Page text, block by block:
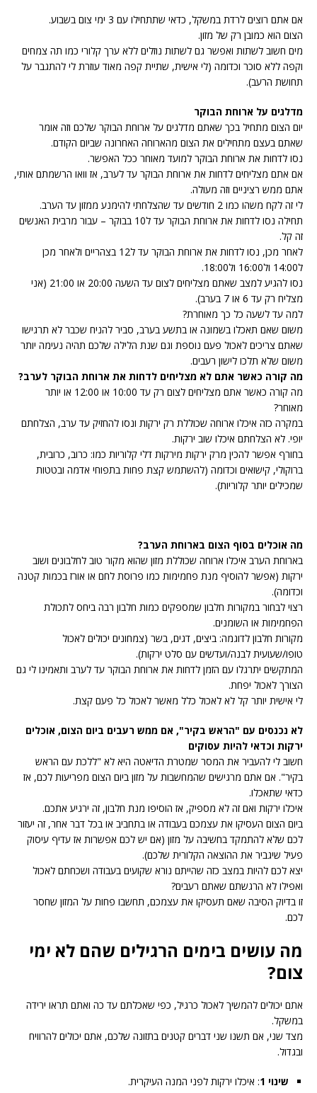
אם אתם רוצים לרדת במשקל, כדאי שתתחילו עם 3 ימי צום בשבוע.
הצום הוא כמובן רק של מזון.
מים חשוב לשתות ואפשר גם לשתות נוזלים ללא ערך קלורי כמו תה צמחים
וקפה ללא סוכר וכדומה (לי אישית, שתיית קפה מאוד עוזרת לי להתגבר על
תחושת הרעב).
מדלגים על ארוחת הבוקר
יום הצום מתחיל בכך שאתם מדלגים על ארוחת הבוקר שלכם וזה אומר
שאתם בעצם מתחילים את הצום מהארוחה האחרונה שביום הקודם.
נסו לדחות את ארוחת הבוקר למועד מאוחר ככל האפשר.
אם אתם מצליחים לדחות את ארוחת הבוקר עד לערב, אז וואו הרשמתם אותי,
אתם ממש רציניים וזה מעולה.
לי זה לקח משהו כמו 2 חודשים עד שהצלחתי להימנע ממזון עד הערב.
תחילה נסו לדחות את ארוחת הבוקר עד ל10 בבוקר – עבור מרבית האנשים
זה קל.
לאחר מכן, נסו לדחות את ארוחת הבוקר עד ל12 בצהריים ולאחר מכן
ל14:00 ול16:00 ול18:00.
נסו להגיע למצב שאתם מצליחים לצום עד השעה 20:00 או 21:00 (אני
מצליח רק עד 6 או 7 בערב).
למה עד לשעה כל כך מאוחרת?
משום שאם תאכלו בשמונה או בתשע בערב, סביר להניח שכבר לא תרגישו
שאתם צריכים לאכול פעם נוספת וגם שנת הלילה שלכם תהיה נעימה יותר
משום שלא תלכו לישון רעבים.
מה קורה כאשר אתם לא מצליחים לדחות את ארוחת הבוקר לערב?
מה קורה כאשר אתם מצליחים לצום רק עד 10:00 או 12:00 או יותר
מאוחר?
במקרה כזה איכלו ארוחה שכוללת רק ירקות ונסו להחזיק עד ערב, הצלחתם
יופי. לא הצלחתם איכלו שוב ירקות.
בחורף אפשר להכין מרק ירקות מירקות דלי קלוריות כמו: כרוב, כרובית,
ברוקולי, קישואים וכדומה (להשתמש קצת פחות בתפוחי אדמה ובטטות
שמכילים יותר קלוריות).
מה אוכלים בסוף הצום בארוחת הערב?
בארוחת הערב איכלו ארוחה שכוללת מזון שהוא מקור טוב לחלבונים ושוב
ירקות (אפשר להוסיף מנת פחמימות כמו פרוסת לחם או אורז בכמות קטנה
וכדומה).
רצוי לבחור במקורות חלבון שמספקים כמות חלבון רבה ביחס לתכולת
הפחמימות או השומנים.
מקורות חלבון לדוגמה: ביצים, דגים, בשר (צמחונים יכולים לאכול
טופו/שעועית לבנה/ועדשים עם סלט ירקות).
המתקשים יתרגלו עם הזמן לדחות את ארוחת הבוקר עד לערב ותאמינו לי גם
הצורך לאכול יפחת.
לי אישית יותר קל לא לאכול כלל מאשר לאכול כל פעם קצת.
לא נכנסים עם "הראש בקיר", אם ממש רעבים ביום הצום, אוכלים
ירקות וכדאי להיות עסוקים
חשוב לי להעביר את המסר שמטרת הדיאטה היא לא "ללכת עם הראש
בקיר". אם אתם מרגישים שהמחשבות על מזון ביום הצום מפריעות לכם, אז
כדאי שתאכלו.
איכלו ירקות ואם זה לא מספיק, אז הוסיפו מנת חלבון, זה ירגיע אתכם.
ביום הצום העסיקו את עצמכם בעבודה או בתחביב או בכל דבר אחר, זה יעזור
לכם שלא להתמקד בחשיבה על מזון (אם יש לכם אפשרות אז עדיף עיסוק
פעיל שיגביר את ההוצאה הקלורית שלכם).
יצא לכם להיות במצב כזה שהייתם נורא שקועים בעבודה ושכחתם לאכול
ואפילו לא הרגשתם שאתם רעבים?
זו בדיוק הסיבה שאם תעסיקו את עצמכם, תחשבו פחות על המזון שחסר
לכם.
מה עושים בימים הרגילים שהם לא ימי
צום?
אתם יכולים להמשיך לאכול כרגיל, כפי שאכלתם עד כה ואתם תראו ירידה
במשקל.
מצד שני, אם תשנו שני דברים קטנים בתזונה שלכם, אתם יכולים להרוויח
ובגדול.
שינוי 1
: איכלו ירקות לפני המנה העיקרית.